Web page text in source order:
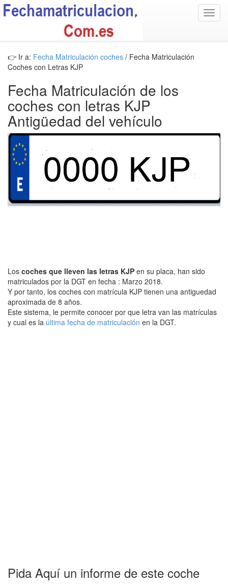
👉 Ir a: Fecha Matriculación coches / Fecha Matriculación
Coches con Letras KJP
Fecha Matriculación de los
coches con letras KJP
Antigüedad del vehículo
Los coches que lleven las letras KJP en su placa, han sido
matriculados por la DGT en fecha : Marzo 2018.
Y por tanto, los coches con matrícula KJP tienen una antiguedad
aproximada de 8 años.
Este sistema, le permite conocer por que letra van las matrículas
y cual es la última fecha de matriculación en la DGT.
Pida Aquí un informe de este coche